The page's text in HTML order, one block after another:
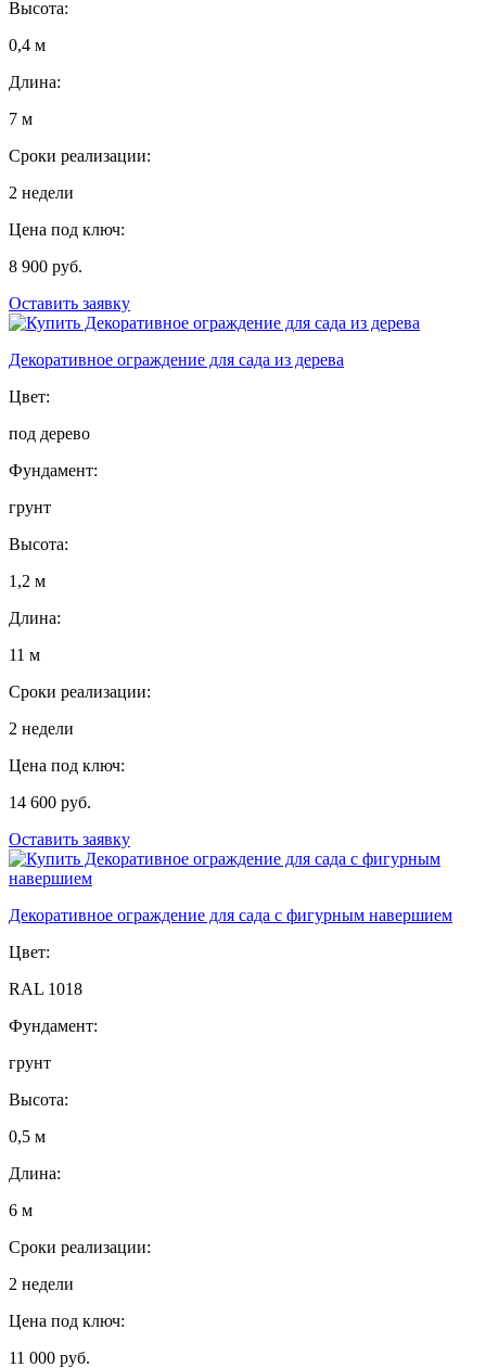
Высота:
0,4 м
Длина:
7 м
Сроки реализации:
2 недели
Цена под ключ:
8 900 руб.
Оставить заявку
Декоративное ограждение для сада из дерева
Цвет:
под дерево
Фундамент:
грунт
Высота:
1,2 м
Длина:
11 м
Сроки реализации:
2 недели
Цена под ключ:
14 600 руб.
Оставить заявку
Декоративное ограждение для сада с фигурным навершием
Цвет:
RAL 1018
Фундамент:
грунт
Высота:
0,5 м
Длина:
6 м
Сроки реализации:
2 недели
Цена под ключ:
11 000 руб.